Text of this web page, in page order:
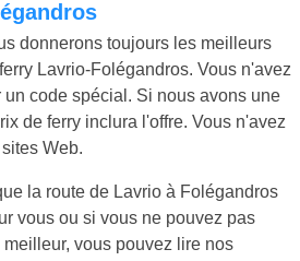
donnerons toujours les meilleurs
Lavrio-Folégandros. Vous n'avez
code spécial. Si nous avons une
de ferry inclura l'offre. Vous n'avez
Web.
la route de Lavrio à Folégandros
vous ou si vous ne pouvez pas
vous pouvez lire nos